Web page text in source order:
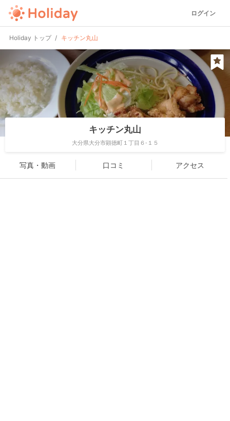
ログイン
Holiday トップ キッチン丸山
キッチン丸山
大分県大分市顕徳町１丁目６-１５
写真・動画 口コミ アクセス